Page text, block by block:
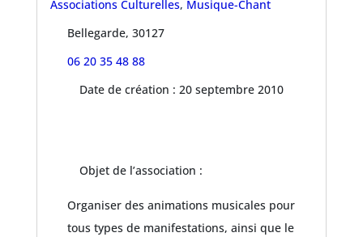
Associations Culturelles, Musique-Chant
Bellegarde, 30127
06 20 35 48 88
Date de création : 20 septembre 2010
Objet de l’association :
Organiser des animations musicales pour
tous types de manifestations, ainsi que le